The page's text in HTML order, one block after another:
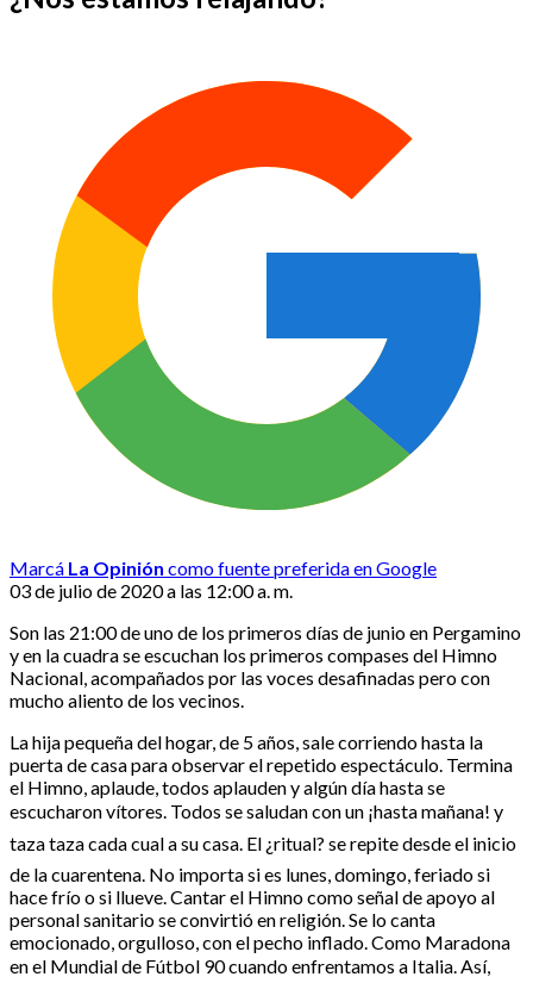
Marcá La Opinión como fuente preferida en Google
03 de julio de 2020 a las 12:00 a. m.
Son las 21:00 de uno de los primeros días de junio en Pergamino
y en la cuadra se escuchan los primeros compases del Himno
Nacional, acompañados por las voces desafinadas pero con
mucho aliento de los vecinos.
La hija pequeña del hogar, de 5 años, sale corriendo hasta la
puerta de casa para observar el repetido espectáculo. Termina
el Himno, aplaude, todos aplauden y algún día hasta se
escucharon vítores. Todos se saludan con un ¡hasta mañana! y
taza taza cada cual a su casa. El ¿ritual? se repite desde el inicio
de la cuarentena. No importa si es lunes, domingo, feriado si
hace frío o si llueve. Cantar el Himno como señal de apoyo al
personal sanitario se convirtió en religión. Se lo canta
emocionado, orgulloso, con el pecho inflado. Como Maradona
en el Mundial de Fútbol 90 cuando enfrentamos a Italia. Así,